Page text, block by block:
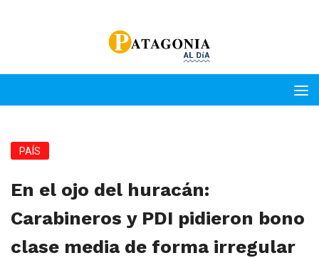
PAÍS
En el ojo del huracán:
Carabineros y PDI pidieron bono
clase media de forma irregular